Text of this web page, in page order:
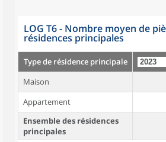
LOG T6 - Nombre moyen de
résidences principales
Type de résidence principale
Maison
Appartement
Ensemble des résidences
principales